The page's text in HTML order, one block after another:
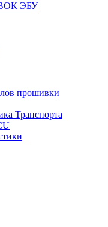
ЭБУ
прошивки
Транспорта